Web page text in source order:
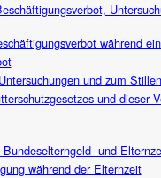
während
und zum Stillen
und dieser
und
während der Elternzeit